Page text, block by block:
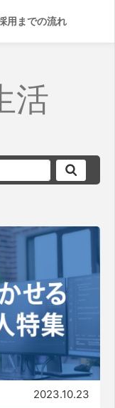
用までの流れ
活
2023.10.23